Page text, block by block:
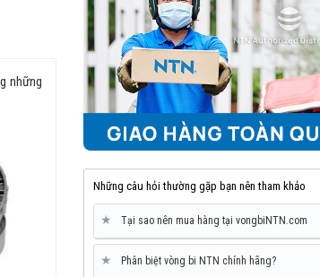
những
Những câu hỏi thường gặp bạn nên tham khảo
★ Tại sao nên mua hàng tại vongbiNTN.com
★ Phân biệt vòng bi NTN chính hãng?